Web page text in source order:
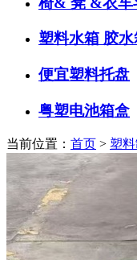
塑料水箱 胶水
便宜塑料托盘
粤塑电池箱盒
当前位置： 首页 > 塑